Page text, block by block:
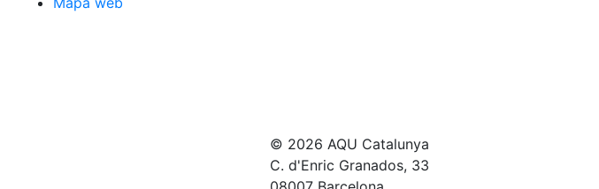
© 2026 AQU Catalunya
C. d'Enric Granados, 33